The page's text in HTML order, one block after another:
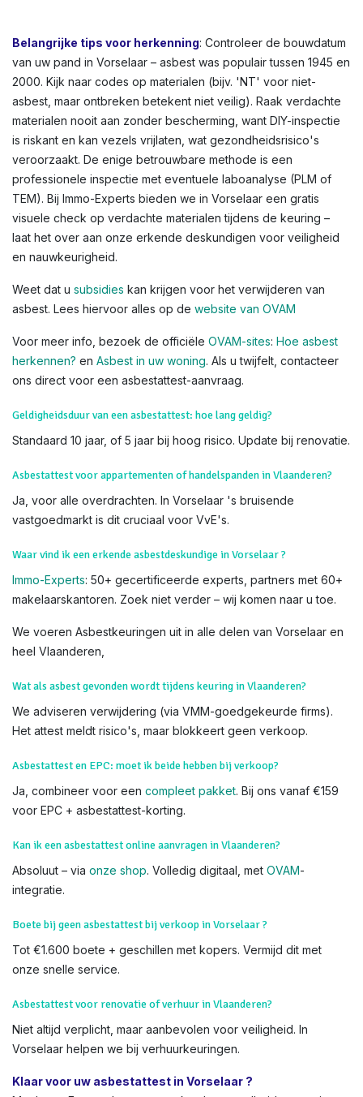
oudere rijwoningen of appartementen. Kleuren variëren:
lichtgrijs tot donkergrijs, witachtig, of groenachtig bij
vloerbedekkingen. Voor een volledig overzicht,
raadpleeg de OVAM-infographic die asbestlocaties in een
typische woning illustreert.
Belangrijke tips voor herkenning
: Controleer de bouwdatum
van uw pand in Vorselaar – asbest was populair tussen 1945 en
2000. Kijk naar codes op materialen (bijv. 'NT' voor niet-
asbest, maar ontbreken betekent niet veilig). Raak verdachte
materialen nooit aan zonder bescherming, want DIY-inspectie
is riskant en kan vezels vrijlaten, wat gezondheidsrisico's
veroorzaakt. De enige betrouwbare methode is een
professionele inspectie met eventuele laboanalyse (PLM of
visuele check op verdachte materialen tijdens de keuring –
laat het over aan onze erkende deskundigen voor veiligheid
en nauwkeurigheid.
Weet dat usubsidieskan krijgen voor het verwijderen van
asbest. Lees hiervoor alles op dewebsite van OVAM
Voor meer info, bezoek de officiële OVAM-sites :Hoe asbest
ons direct voor een asbestattest-aanvraag.
Asbestattest voor appartementen of handelspanden in Vlaanderen?
Ja, voor alle overdrachten. In Vorselaar 's bruisende
vastgoedmarkt is dit cruciaal voor VvE's.
Waar vind ik een erkende asbestdeskundige in Vorselaar ?
Immo-Experts: 50+ gecertificeerde experts, partners met 60+
makelaarskantoren. Zoek niet verder – wij komen naar u toe.
We voeren Asbestkeuringen uit in alle delen van Vorselaar en
Wat als asbest gevonden wordt tijdens keuring in Vlaanderen?
We adviseren verwijdering (via VMM-goedgekeurde firms).
Asbestattest en EPC: moet ik beide hebben bij verkoop?
Ja, combineer voor een compleet pakket
. Bij ons vanaf €159
Kan ik een asbestattest online aanvragen in Vlaanderen?
Absoluut – via
onze shop . Volledig digitaal, met OVAM
Boete bij geen asbestattest bij verkoop in Vorselaar ?
Tot €1.600 boete + geschillen met kopers. Vermijd dit met